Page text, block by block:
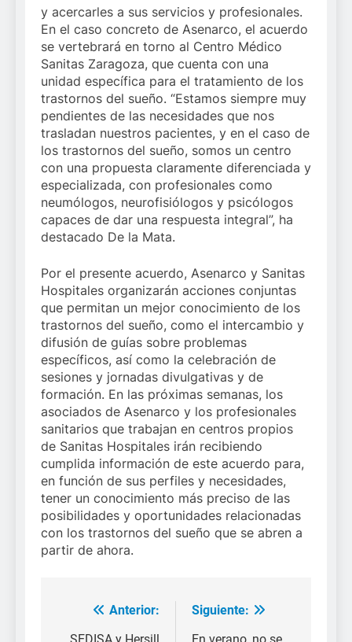
y acercarles a sus servicios y profesionales.
En el caso concreto de Asenarco, el acuerdo
se vertebrará en torno al Centro Médico
Sanitas Zaragoza, que cuenta con una
unidad específica para el tratamiento de los
trastornos del sueño. “Estamos siempre muy
pendientes de las necesidades que nos
trasladan nuestros pacientes, y en el caso de
los trastornos del sueño, somos un centro
con una propuesta claramente diferenciada y
especializada, con profesionales como
neumólogos, neurofisiólogos y psicólogos
capaces de dar una respuesta integral”, ha
destacado De la Mata.
Por el presente acuerdo, Asenarco y Sanitas
Hospitales organizarán acciones conjuntas
que permitan un mejor conocimiento de los
trastornos del sueño, como el intercambio y
difusión de guías sobre problemas
específicos, así como la celebración de
sesiones y jornadas divulgativas y de
formación. En las próximas semanas, los
asociados de Asenarco y los profesionales
sanitarios que trabajan en centros propios
de Sanitas Hospitales irán recibiendo
cumplida información de este acuerdo para,
en función de sus perfiles y necesidades,
tener un conocimiento más preciso de las
posibilidades y oportunidades relacionadas
con los trastornos del sueño que se abren a
partir de ahora.
Navegación
Anterior:
SEDISA y Hersill
Siguiente:
En verano, no se